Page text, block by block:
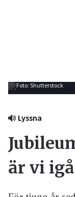
Foto: Shutterstock
Lyssna
är vi